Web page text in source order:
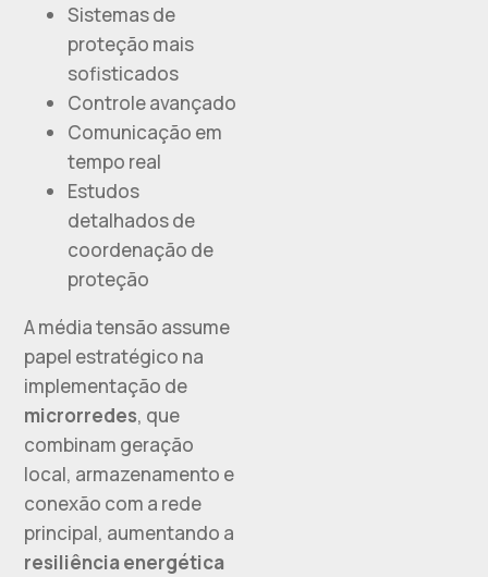
Sistemas de
proteção mais
sofisticados
Controle avançado
Comunicação em
tempo real
Estudos
detalhados de
coordenação de
proteção
A média tensão assume
papel estratégico na
implementação de
microrredes, que
combinam geração
local, armazenamento e
conexão com a rede
principal, aumentando a
resiliência energética